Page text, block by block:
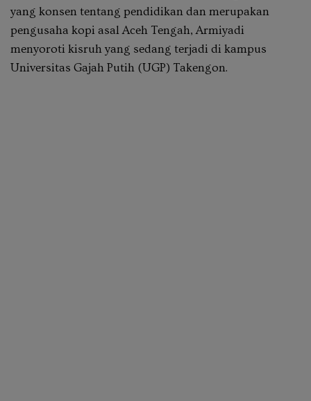
yang konsen tentang pendidikan dan merupakan
pengusaha kopi asal Aceh Tengah, Armiyadi
menyoroti kisruh yang sedang terjadi di kampus
Universitas Gajah Putih (UGP) Takengon.